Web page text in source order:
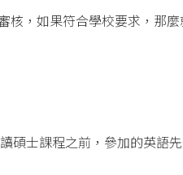
，如果符合學校要求，那
碩士課程之前，參加的英語先